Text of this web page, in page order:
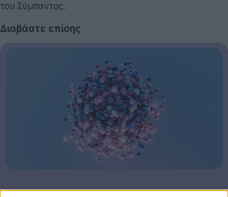
του Σύμπαντος.
Διαβάστε επίσης